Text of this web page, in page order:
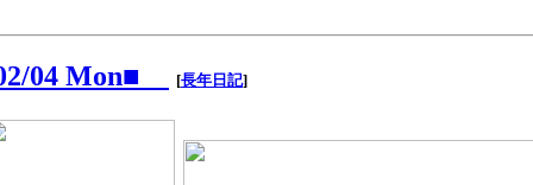
04 Mon■ [長年日記]